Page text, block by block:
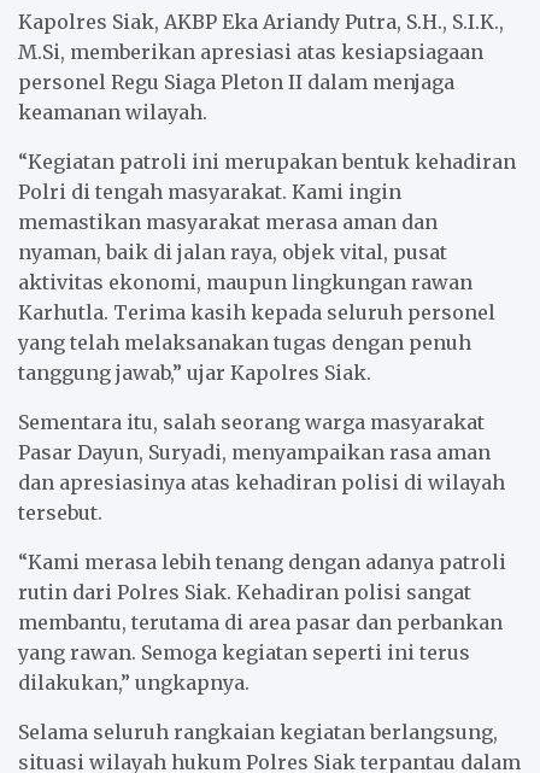
Kapolres Siak, AKBP Eka Ariandy Putra, S.H., S.I.K.,
M.Si, memberikan apresiasi atas kesiapsiagaan
personel Regu Siaga Pleton II dalam menjaga
keamanan wilayah.
“Kegiatan patroli ini merupakan bentuk kehadiran
Polri di tengah masyarakat. Kami ingin
memastikan masyarakat merasa aman dan
nyaman, baik di jalan raya, objek vital, pusat
aktivitas ekonomi, maupun lingkungan rawan
Karhutla. Terima kasih kepada seluruh personel
yang telah melaksanakan tugas dengan penuh
tanggung jawab,” ujar Kapolres Siak.
Sementara itu, salah seorang warga masyarakat
Pasar Dayun, Suryadi, menyampaikan rasa aman
dan apresiasinya atas kehadiran polisi di wilayah
tersebut.
“Kami merasa lebih tenang dengan adanya patroli
rutin dari Polres Siak. Kehadiran polisi sangat
membantu, terutama di area pasar dan perbankan
yang rawan. Semoga kegiatan seperti ini terus
dilakukan,” ungkapnya.
Selama seluruh rangkaian kegiatan berlangsung,
situasi wilayah hukum Polres Siak terpantau dalam